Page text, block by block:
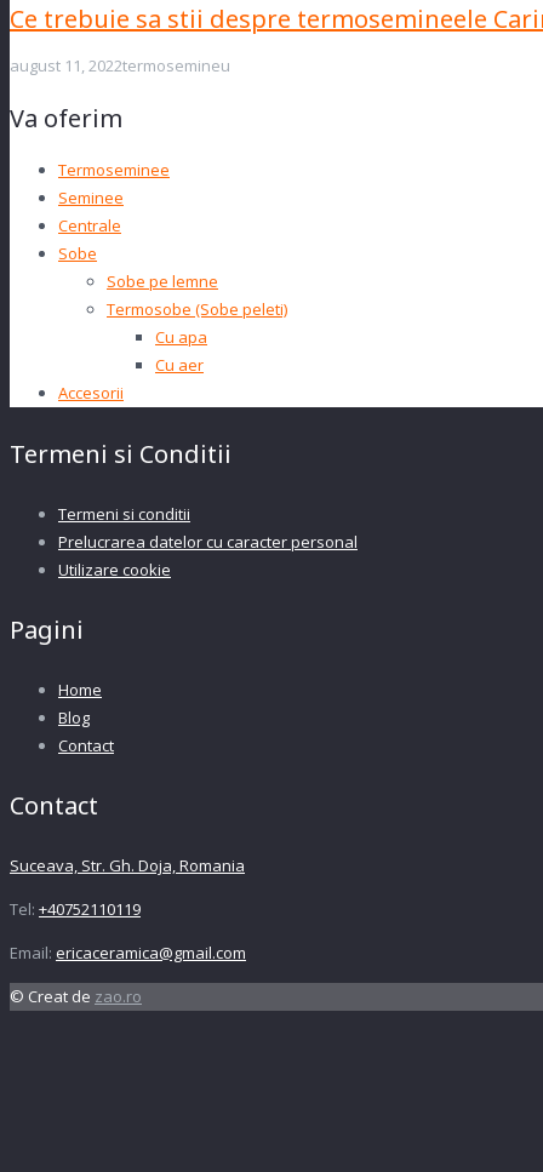
Ce trebuie sa stii despre termosemineele
august 11, 2022termosemineu
Va oferim
Termoseminee
Seminee
Centrale
Sobe
Sobe pe lemne
Termosobe (Sobe peleti)
Cu apa
Cu aer
Accesorii
Termeni si Conditii
Termeni si conditii
Prelucrarea datelor cu caracter personal
Utilizare cookie
Pagini
Home
Blog
Contact
Contact
Suceava, Str. Gh. Doja, Romania
Tel: +40752110119
Email: ericaceramica@gmail.com
© Creat de zao.ro